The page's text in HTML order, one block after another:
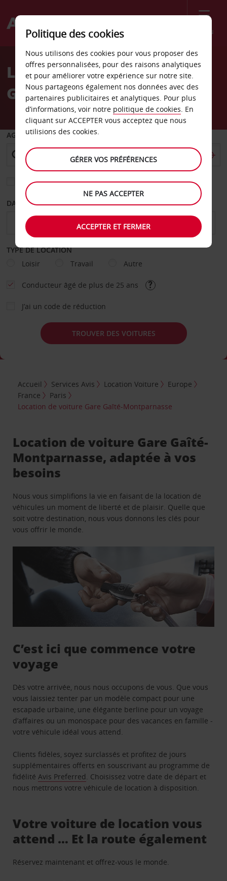
Menu
Welcome
AvisLocation de voiture Gare
Gaîté-Montparnasse
AGENCE DE DÉPART
Sélectionnez une autre agence de retour
DATE DE DÉPART DATE DE RETOUR
TYPE DE LOCATION
Loisir
Travail Autre
Conducteur âgé de plus de 25 ans
J’ai un code de réduction
TROUVER DES VOITURES
Accueil Services Avis Location Voiture
Europe
France
Paris
Location de voiture Gare Gaîté-Montparnasse
Location de voiture Gare Gaîté-
Montparnasse, adaptée à vos
besoins
Nous vous simplifions la vie en faisant de la location de
véhicules un moment de liberté et de plaisir. Quelle que
soit votre destination, nous vous donnons les clés pour
vous offrir le monde.
C’est ici que commence votre
voyage
Dès votre arrivée, nous nous occupons de vous. Que vous
vous laissiez tenter par un modèle compact pour une
escapade urbaine, une élégante berline pour un voyage
d’affaires ou un monospace pour des vacances en famille -
votre véhicule idéal vous attend.
Clients fidèles, soyez surclassés et profitez de jours
supplémentaires offerts en souscrivant au programme de
fidélitéAvis Preferred. Choisissez votre date de départ et
nous mettrons votre véhicule de location à disposition.
Votre voiture de location vous
attend … Et la route également
Réservez maintenant et offrez-vous le monde.
Politique des cookies
Nous utilisons des cookies pour vous proposer des
offres personnalisées, pour des raisons analytiques
et pour améliorer votre expérience sur notre site.
Nous partageons également nos données avec des
partenaires publicitaires et analytiques. Pour plus
d’informations, voir notre politique de cookies. En
cliquant sur ACCEPTER vous acceptez que nous
utilisions des cookies.
GÉRER VOS PRÉFÉRENCES
NE PAS ACCEPTER
ACCEPTER ET FERMER